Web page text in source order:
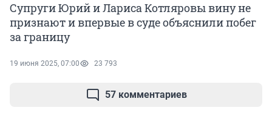
Супруги Юрий и Лариса Котляровы вину не
признают и впервые в суде объяснили побег
за границу
19 июня 2025, 07:00 23 793
57 комментариев